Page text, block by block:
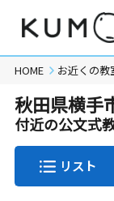
HOME お近くの教
秋田県横手
付近の公文式
リスト